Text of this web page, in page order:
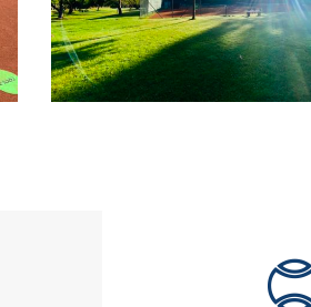
22.04.2023